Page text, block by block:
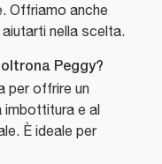
Offriamo anche
nella scelta.
Peggy?
per offrire un
imbottitura e al
È ideale per